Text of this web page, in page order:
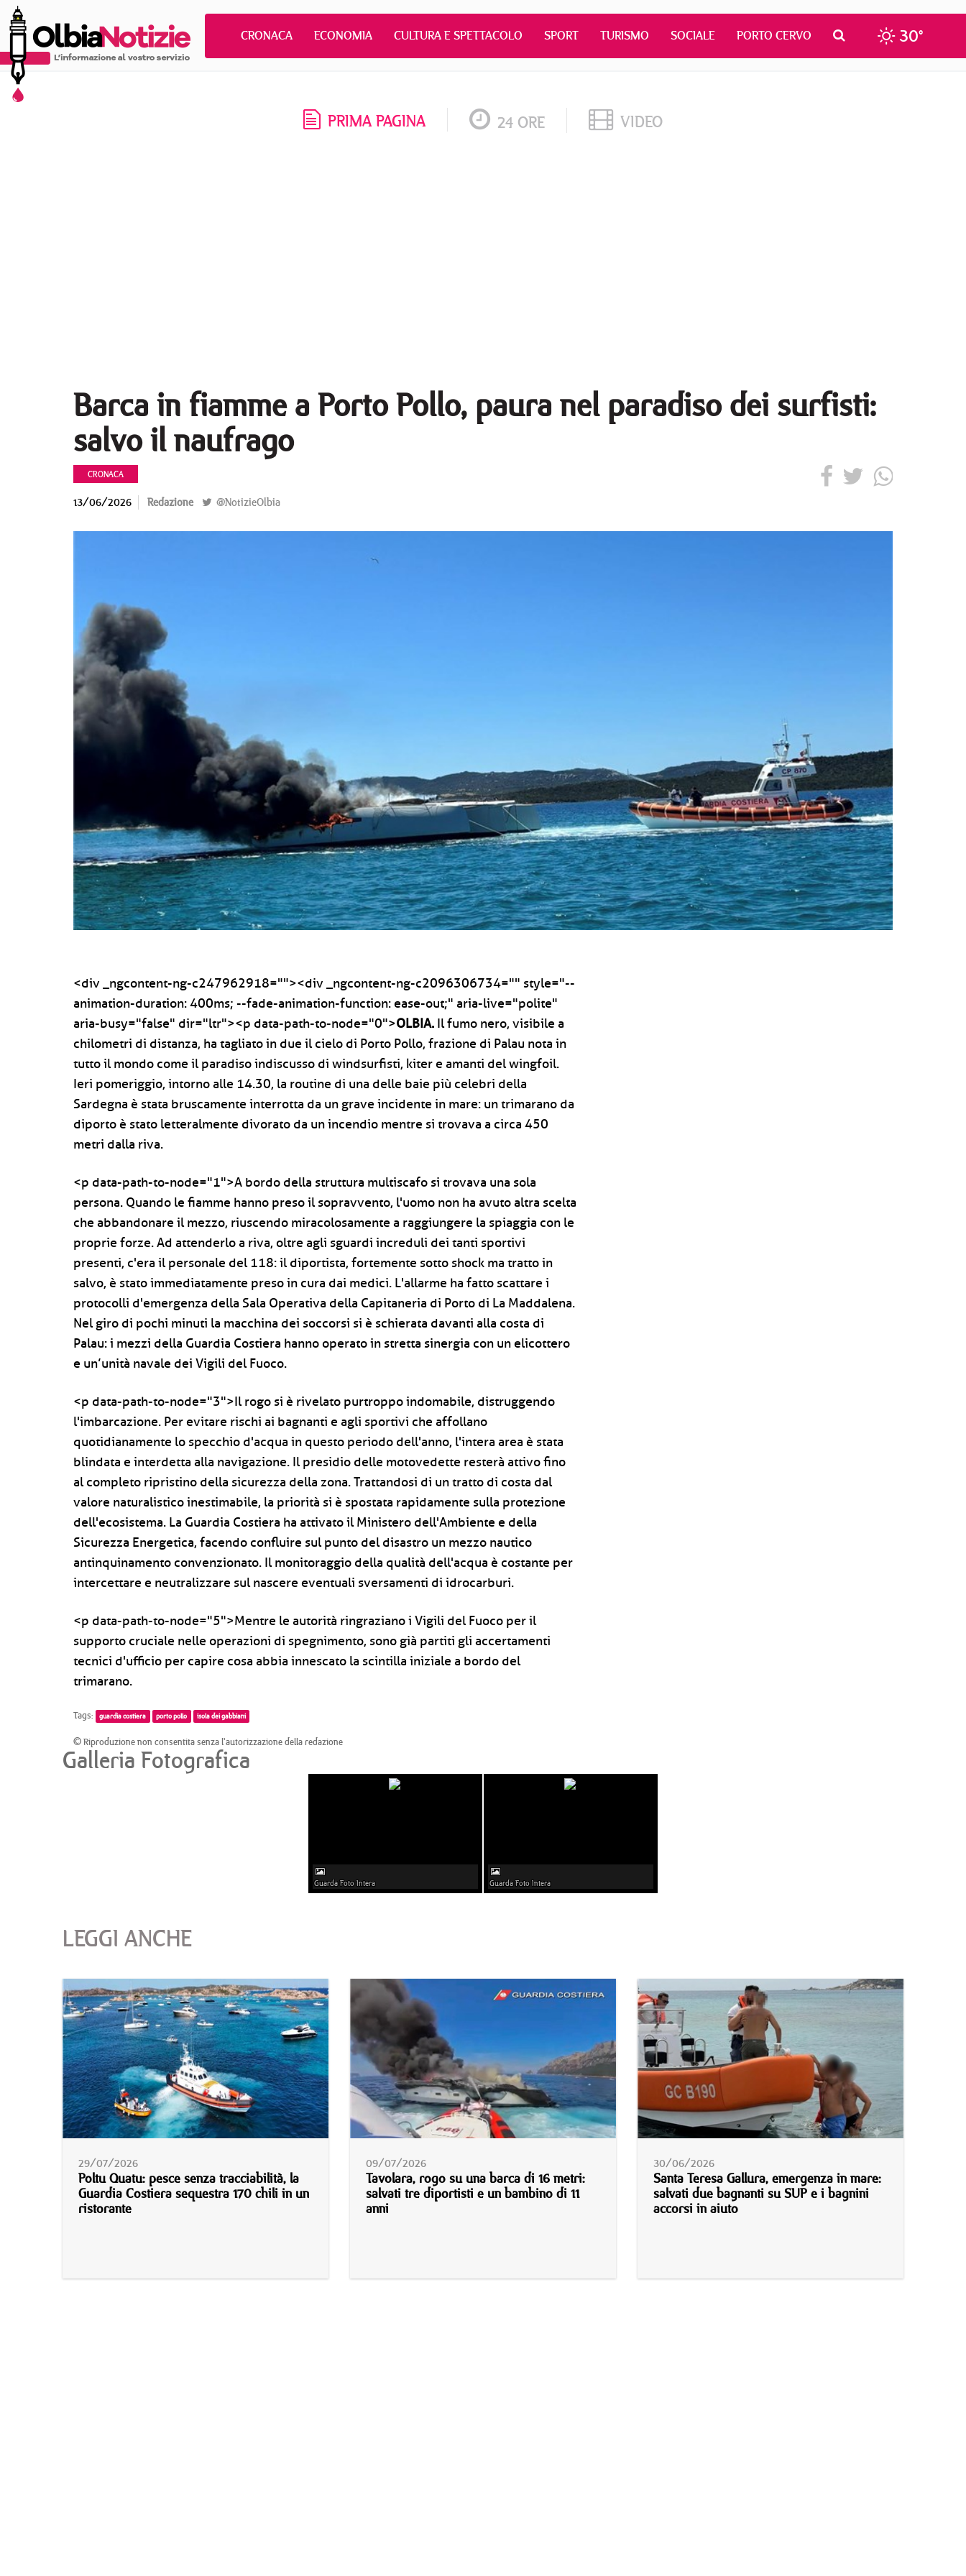
CRONACA ECONOMIA CULTURA E SPETTACOLO SPORT TURISMO SOCIALE PORTO CERVO 30°
PRIMA PAGINA 24 ORE VIDEO
Barca in fiamme a Porto Pollo, paura nel paradiso dei surfisti:
salvo il naufrago
CRONACA
13/06/2026 Redazione @NotizieOlbia
<div _ngcontent-ng-c247962918=""><div _ngcontent-ng-c2096306734="" style="--
animation-duration: 400ms; --fade-animation-function: ease-out;" aria-live="polite"
aria-busy="false" dir="ltr"><p data-path-to-node="0">OLBIA. Il fumo nero, visibile a
chilometri di distanza, ha tagliato in due il cielo di Porto Pollo, frazione di Palau nota in
tutto il mondo come il paradiso indiscusso di windsurfisti, kiter e amanti del wingfoil.
Ieri pomeriggio, intorno alle 14.30, la routine di una delle baie più celebri della
Sardegna è stata bruscamente interrotta da un grave incidente in mare: un trimarano da
diporto è stato letteralmente divorato da un incendio mentre si trovava a circa 450
metri dalla riva.
<p data-path-to-node="1">A bordo della struttura multiscafo si trovava una sola
persona. Quando le fiamme hanno preso il sopravvento, l'uomo non ha avuto altra scelta
che abbandonare il mezzo, riuscendo miracolosamente a raggiungere la spiaggia con le
proprie forze. Ad attenderlo a riva, oltre agli sguardi increduli dei tanti sportivi
presenti, c'era il personale del 118: il diportista, fortemente sotto shock ma tratto in
salvo, è stato immediatamente preso in cura dai medici. L'allarme ha fatto scattare i
protocolli d'emergenza della Sala Operativa della Capitaneria di Porto di La Maddalena.
Nel giro di pochi minuti la macchina dei soccorsi si è schierata davanti alla costa di
Palau: i mezzi della Guardia Costiera hanno operato in stretta sinergia con un elicottero
e un’unità navale dei Vigili del Fuoco.
<p data-path-to-node="3">Il rogo si è rivelato purtroppo indomabile, distruggendo
l'imbarcazione. Per evitare rischi ai bagnanti e agli sportivi che affollano
quotidianamente lo specchio d'acqua in questo periodo dell'anno, l'intera area è stata
blindata e interdetta alla navigazione. Il presidio delle motovedette resterà attivo fino
al completo ripristino della sicurezza della zona. Trattandosi di un tratto di costa dal
valore naturalistico inestimabile, la priorità si è spostata rapidamente sulla protezione
dell'ecosistema. La Guardia Costiera ha attivato il Ministero dell'Ambiente e della
Sicurezza Energetica, facendo confluire sul punto del disastro un mezzo nautico
antinquinamento convenzionato. Il monitoraggio della qualità dell'acqua è costante per
intercettare e neutralizzare sul nascere eventuali sversamenti di idrocarburi.
<p data-path-to-node="5">Mentre le autorità ringraziano i Vigili del Fuoco per il
supporto cruciale nelle operazioni di spegnimento, sono già partiti gli accertamenti
tecnici d'ufficio per capire cosa abbia innescato la scintilla iniziale a bordo del
trimarano.
Tags: guardia costiera porto pollo isola dei gabbiani
© Riproduzione non consentita senza l'autorizzazione della redazione
Galleria Fotografica
Guarda Foto Intera Guarda Foto Intera
LEGGI ANCHE
29/07/2026
Poltu Quatu: pesce senza tracciabilità, la
Guardia Costiera sequestra 170 chili in un
ristorante
09/07/2026
Tavolara, rogo su una barca di 16 metri:
salvati tre diportisti e un bambino di 11
anni
30/06/2026
Santa Teresa Gallura, emergenza in mare:
salvati due bagnanti su SUP e i bagnini
accorsi in aiuto